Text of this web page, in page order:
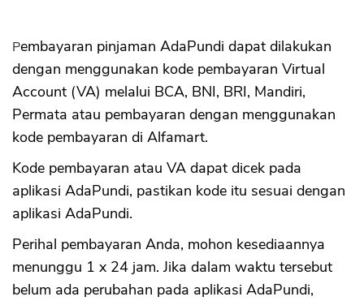
Pembayaran pinjaman AdaPundi dapat dilakukan
dengan menggunakan kode pembayaran Virtual
Account (VA) melalui BCA, BNI, BRI, Mandiri,
Permata atau pembayaran dengan menggunakan
kode pembayaran di Alfamart.
Kode pembayaran atau VA dapat dicek pada
aplikasi AdaPundi, pastikan kode itu sesuai dengan
aplikasi AdaPundi.
Perihal pembayaran Anda, mohon kesediaannya
menunggu 1 x 24 jam. Jika dalam waktu tersebut
belum ada perubahan pada aplikasi AdaPundi,